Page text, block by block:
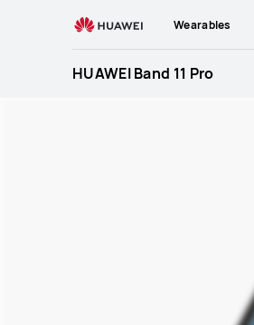
Wearables
HUAWEI Band 11 Pro